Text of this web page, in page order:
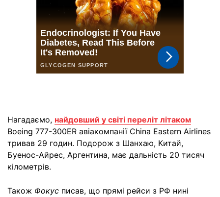
Нагадаємо, найдовший у світі переліт літаком
Boeing 777-300ER авіакомпанії China Eastern Airlines
тривав 29 годин. Подорож з Шанхаю, Китай,
Буенос-Айрес, Аргентина, має дальність 20 тисяч
кілометрів.
Також Фокус писав, що прямі рейси з РФ нині